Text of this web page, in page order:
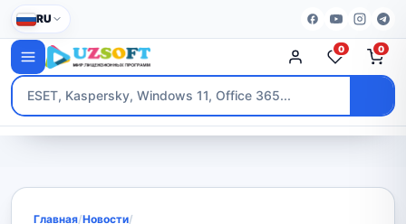
RU
0 0
Главная/Новости/